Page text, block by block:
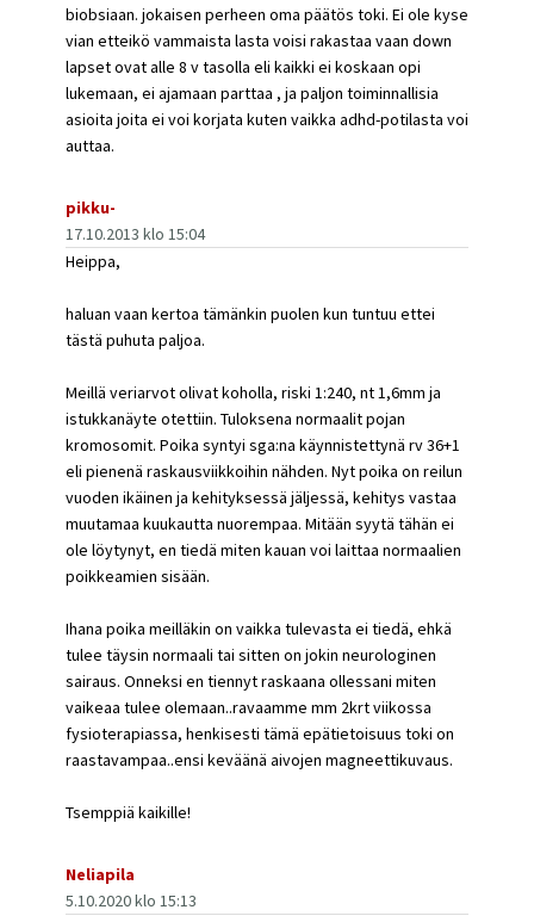
biobsiaan. jokaisen perheen oma päätös toki. Ei ole kyse
vian etteikö vammaista lasta voisi rakastaa vaan down
lapset ovat alle 8 v tasolla eli kaikki ei koskaan opi
lukemaan, ei ajamaan parttaa , ja paljon toiminnallisia
asioita joita ei voi korjata kuten vaikka adhd-potilasta voi
auttaa.
pikku-
17.10.2013 klo 15:04
Heippa,
haluan vaan kertoa tämänkin puolen kun tuntuu ettei
tästä puhuta paljoa.
Meillä veriarvot olivat koholla, riski 1:240, nt 1,6mm ja
istukkanäyte otettiin. Tuloksena normaalit pojan
kromosomit. Poika syntyi sga:na käynnistettynä rv 36+1
eli pienenä raskausviikkoihin nähden. Nyt poika on reilun
vuoden ikäinen ja kehityksessä jäljessä, kehitys vastaa
muutamaa kuukautta nuorempaa. Mitään syytä tähän ei
ole löytynyt, en tiedä miten kauan voi laittaa normaalien
poikkeamien sisään.
Ihana poika meilläkin on vaikka tulevasta ei tiedä, ehkä
tulee täysin normaali tai sitten on jokin neurologinen
sairaus. Onneksi en tiennyt raskaana ollessani miten
vaikeaa tulee olemaan..ravaamme mm 2krt viikossa
fysioterapiassa, henkisesti tämä epätietoisuus toki on
raastavampaa..ensi keväänä aivojen magneettikuvaus.
Tsemppiä kaikille!
Neliapila
5.10.2020 klo 15:13